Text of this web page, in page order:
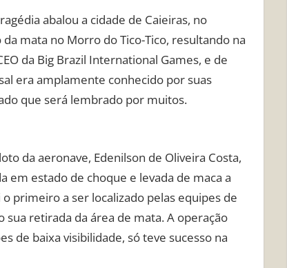
abalou a cidade de Caieiras, no
mata no Morro do Tico-Tico, resultando na
da Big Brazil International Games, e de
era amplamente conhecido por suas
que será lembrado por muitos.
da aeronave, Edenilson de Oliveira Costa,
em estado de choque e levada de maca a
primeiro a ser localizado pelas equipes de
sua retirada da área de mata. A operação
de baixa visibilidade, só teve sucesso na